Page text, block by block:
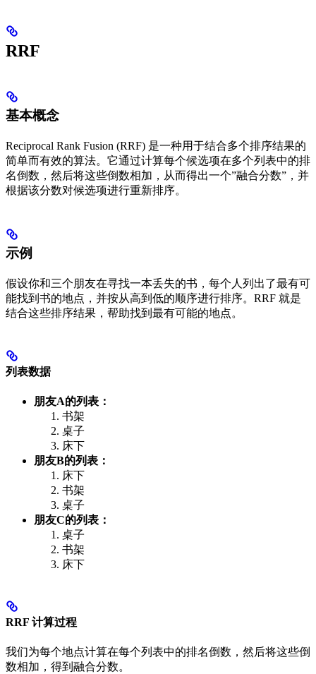
RRF
基本概念
Reciprocal Rank Fusion (RRF) 是一种用于结合多个排序结果的
简单而有效的算法。它通过计算每个候选项在多个列表中的排
名倒数，然后将这些倒数相加，从而得出一个”融合分数”，并
根据该分数对候选项进行重新排序。
示例
假设你和三个朋友在寻找一本丢失的书，每个人列出了最有可
能找到书的地点，并按从高到低的顺序进行排序。RRF 就是
结合这些排序结果，帮助找到最有可能的地点。
列表数据
朋友A的列表：
书架
桌子
床下
朋友B的列表：
床下
书架
桌子
朋友C的列表：
桌子
书架
床下
RRF 计算过程
我们为每个地点计算在每个列表中的排名倒数，然后将这些倒
数相加，得到融合分数。